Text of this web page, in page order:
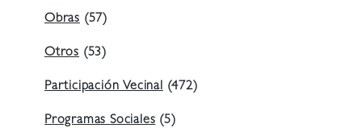
Obras (57)
Otros (53)
Participación Vecinal (472)
Programas Sociales (5)